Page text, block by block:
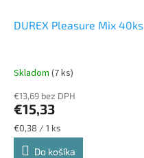
DUREX Pleasure Mix 40ks
Skladom (7 ks)
€13,69 bez DPH
€15,33
Jednotková
cena:
€0,38 / 1 ks
Do košíka